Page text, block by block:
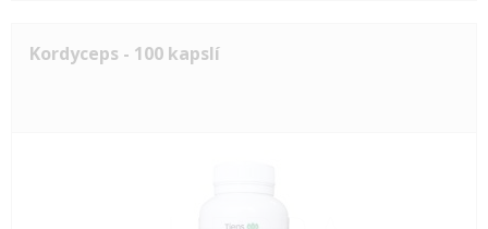
Kordyceps - 100 kapslí